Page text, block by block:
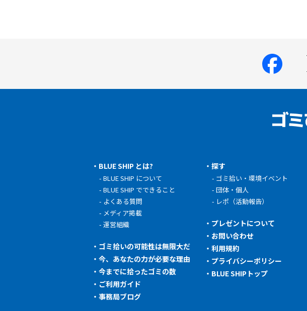
BLUE SHIP とは?
BLUE SHIP について
BLUE SHIP でできること
よくある質問
メディア掲載
運営組織
ゴミ拾いの可能性は無限大だ
今、あなたの力が必要な理由
今までに拾ったゴミの数
ご利用ガイド
事務局ブログ
探す
ゴミ拾い・環境イベント
団体・個人
レポ（活動報告）
プレゼントについて
お問い合わせ
利用規約
プライバシーポリシー
BLUE SHIPトップ